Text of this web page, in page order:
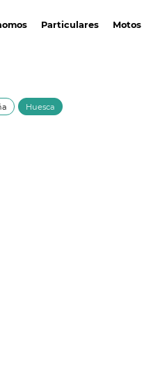
Particulares Motos
Huesca